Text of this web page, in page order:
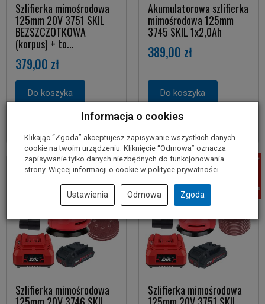
Szlifierka mimośrodowa
125mm 20V 3751 SKIL
BEZSZCZOTKOWA
(korpus) + to...
379,00 zł
Do koszyka
Akumulatorowa szlifierka
mimośrodowa 125mm
3745 SKIL 1x2,0Ah
389,00 zł
Do koszyka
Szlifierka mimośrodowa Szlifierka mimośrodowa
Informacja o cookies
Klikając “Zgoda” akceptujesz zapisywanie wszystkich danych
cookie na twoim urządzeniu. Kliknięcie “Odmowa” oznacza
zapisywanie tylko danych niezbędnych do funkcjonowania
strony. Więcej informacji o cookie w polityce prywatności.
Ustawienia Odmowa Zgoda